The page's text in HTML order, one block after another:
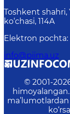
Toshkent
ko‘chasi, 114A
Elektron pochta:
info@piima.uz
© 2001-